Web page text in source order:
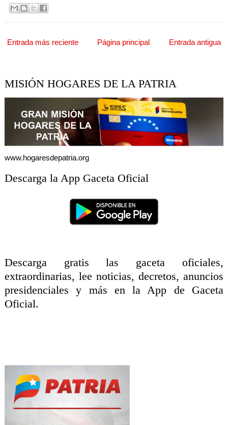
Entrada más reciente Entrada antigua
Página principal
MISIÓN HOGARES DE LA PATRIA
www.hogaresdepatria.org
Descarga la App Gaceta Oficial
Descarga gratis las gaceta oficiales,
extraordinarias, lee noticias, decretos, anuncios
presidenciales y más en la App de Gaceta
Oficial.